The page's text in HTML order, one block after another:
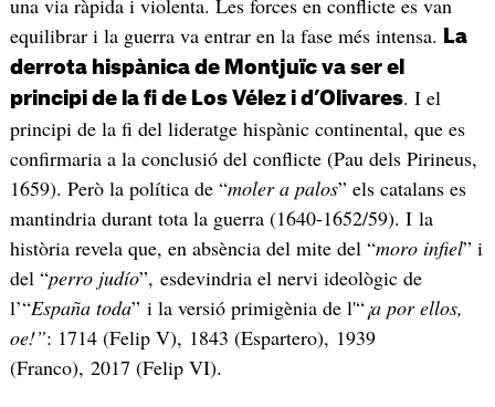
una via ràpida i violenta. Les forces en conflicte es van
equilibrar i la guerra va entrar en la fase més intensa.
La
derrota hispànica de Montjuïc va ser el
principi de la fi de Los Vélez i d’Olivares. I el
principi de la fi del lideratge hispànic continental, que es
confirmaria a la conclusió del conflicte (Pau dels Pirineus,
1659). Però la política de “moler a palos” els catalans es
mantindria durant tota la guerra (1640-1652/59). I la
història revela que, en absència del mite del “moro infiel” i
del “perro judío”, esdevindria el nervi ideològic de
l’“España toda” i la versió primigènia de l'“¡a por ellos,
oe!”: 1714 (Felip V), 1843 (Espartero), 1939
(Franco), 2017 (Felip VI).